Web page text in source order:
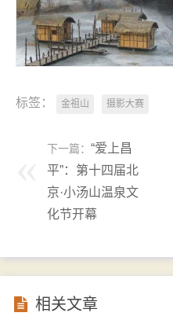
标签： 金祖山 摄影大赛
下一篇： “爱上昌
平”：第十四届北
京·小汤山温泉文
化节开幕
相关文章